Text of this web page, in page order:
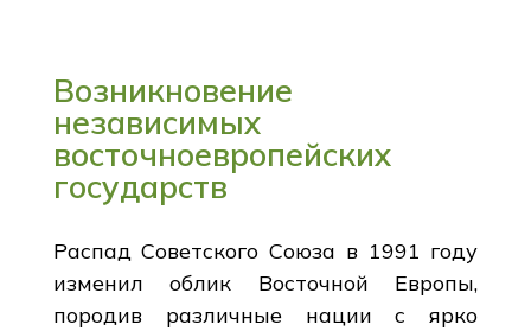
Возникновение
независимых
восточноевропейских
государств
Распад Советского Союза в 1991 году
изменил облик Восточной Европы,
породив различные нации с ярко